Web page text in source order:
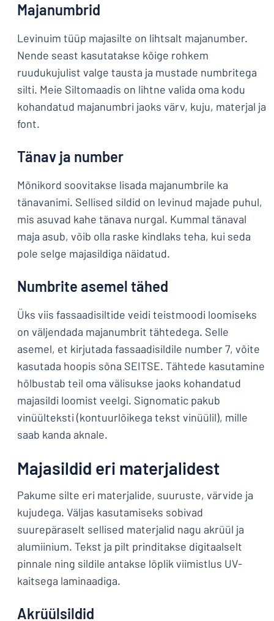
Majanumbrid
Levinuim tüüp majasilte on lihtsalt majanumber.
Nende seast kasutatakse kõige rohkem
ruudukujulist valge tausta ja mustade numbritega
silti. Meie Siltomaadis on lihtne valida oma kodu
kohandatud majanumbri jaoks värv, kuju, materjal ja
font.
Tänav ja number
Mõnikord soovitakse lisada majanumbrile ka
tänavanimi. Sellised sildid on levinud majade puhul,
mis asuvad kahe tänava nurgal. Kummal tänaval
maja asub, võib olla raske kindlaks teha, kui seda
pole selge majasildiga näidatud.
Numbrite asemel tähed
Üks viis fassaadisiltide veidi teistmoodi loomiseks
on väljendada majanumbrit tähtedega. Selle
asemel, et kirjutada fassaadisildile number 7, võite
kasutada hoopis sõna SEITSE. Tähtede kasutamine
hõlbustab teil oma välisukse jaoks kohandatud
majasildi loomist veelgi. Signomatic pakub
vinüülteksti (kontuurlõikega tekst vinüülil), mille
saab kanda aknale.
Majasildid eri materjalidest
Pakume silte eri materjalide, suuruste, värvide ja
kujudega. Väljas kasutamiseks sobivad
suurepäraselt sellised materjalid nagu akrüül ja
alumiinium. Tekst ja pilt prinditakse digitaalselt
pinnale ning sildile antakse lõplik viimistlus UV-
kaitsega laminaadiga.
Akrüülsildid